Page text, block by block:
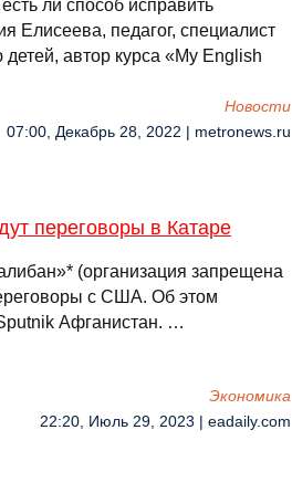
ли способ исправить
Елисеева, педагог, специалист
автор курса «My English
Новости
07:00, Декабрь 28, 2022 | metronews.ru
переговоры в Катаре
(организация запрещена
с США. Об этом
Афганистан. …
Экономика
22:20, Июль 29, 2023 | eadaily.com